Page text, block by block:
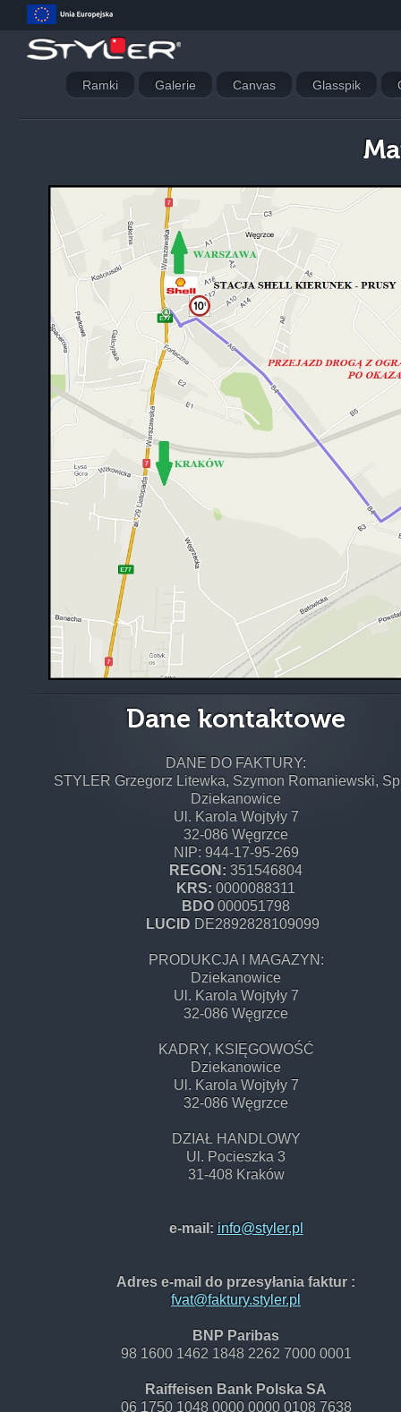
Ramki Galerie Canvas Glasspik
Dane kontaktowe
DANE DO FAKTURY:
STYLER Grzegorz Litewka, Szymon Romaniewski,
Dziekanowice
Ul. Karola Wojtyły 7
32-086 Węgrzce
NIP: 944-17-95-269
REGON: 351546804
KRS: 0000088311
BDO 000051798
LUCID DE2892828109099
PRODUKCJA I MAGAZYN:
Dziekanowice
Ul. Karola Wojtyły 7
32-086 Węgrzce
KADRY, KSIĘGOWOŚĆ
Dziekanowice
Ul. Karola Wojtyły 7
32-086 Węgrzce
DZIAŁ HANDLOWY
Ul. Pocieszka 3
31-408 Kraków
e-mail: info@styler.pl
Adres e-mail do przesyłania faktur :
fvat@faktury.styler.pl
BNP Paribas
98 1600 1462 1848 2262 7000 0001
Raiffeisen Bank Polska SA
06 1750 1048 0000 0000 0108 7638